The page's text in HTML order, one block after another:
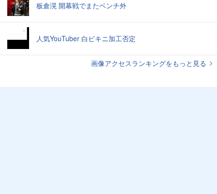
板倉滉 開幕戦でまたベンチ外
人気YouTuber 白ビキニ加工否定
画像アクセスランキングをもっと見る